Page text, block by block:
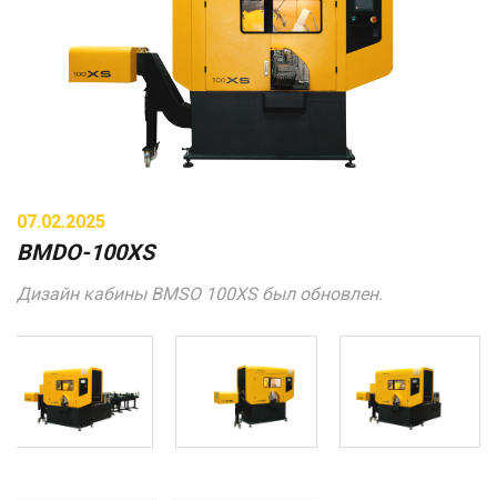
07.02.2025
BMDO-100XS
Дизайн кабины BMSO 100XS был обновлен.